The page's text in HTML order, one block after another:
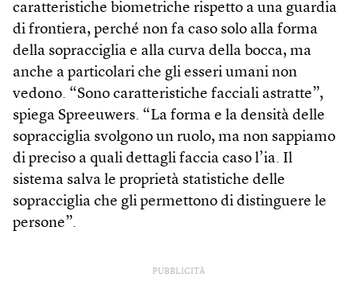
caratteristiche biometriche rispetto a una guardia
di frontiera, perché non fa caso solo alla forma
della sopracciglia e alla curva della bocca, ma
anche a particolari che gli esseri umani non
vedono. “Sono caratteristiche facciali astratte”,
spiega Spreeuwers. “La forma e la densità delle
sopracciglia svolgono un ruolo, ma non sappiamo
di preciso a quali dettagli faccia caso l’ia. Il
sistema salva le proprietà statistiche delle
sopracciglia che gli permettono di distinguere le
persone”.
PUBBLICITÀ